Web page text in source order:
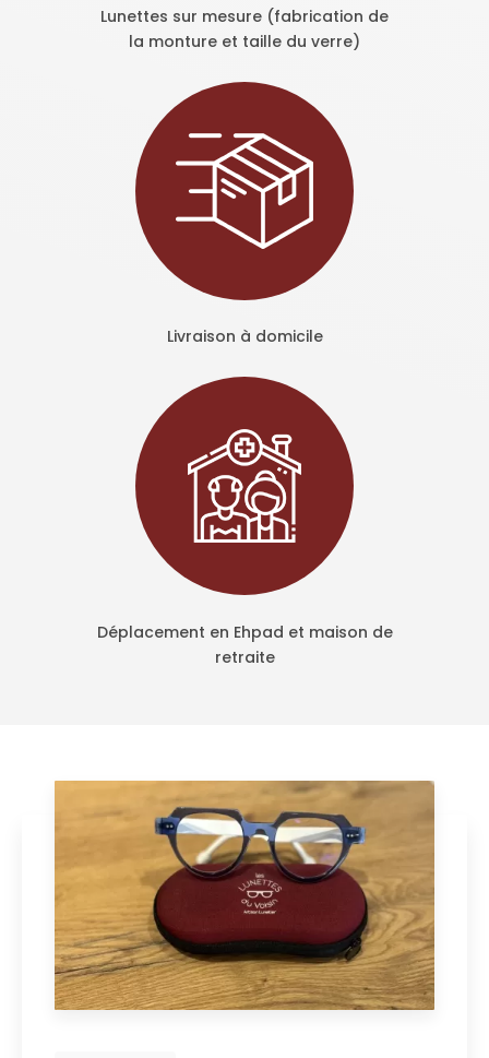
Lunettes sur mesure (fabrication de
la monture et taille du verre)
Livraison à domicile
Déplacement en Ehpad et maison de
retraite